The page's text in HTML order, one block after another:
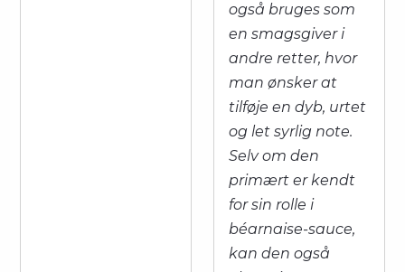
også bruges som
en smagsgiver i
andre retter, hvor
man ønsker at
tilføje en dyb, urtet
og let syrlig note.
Selv om den
primært er kendt
for sin rolle i
béarnaise-sauce,
kan den også